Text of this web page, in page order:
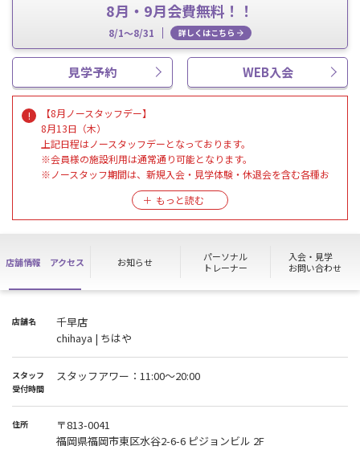
8月・9月会費無料！！
8/1～8/31 詳しくはこちら
見学予約 WEB入会
【8月ノースタッフデー】
8月13日（木）
上記日程はノースタッフデーとなっております。
※会員様の施設利用は通常通り可能となります。
※ノースタッフ期間は、新規入会・見学体験・休退会を含む各種お
手続き全般を行う事ができません。
※ハイスクールパスの利用ができません。
※原則電話対応ができません。
【乗り換え割実施中】
他ジムからの乗り換えで１ヶ月の会費半額！
※エニタイムからの乗り換えは不可
※退会証明書等をお持ちください
店舗情報 アクセス お知らせ
パーソナル
トレーナー
入会・見学
お問い合わせ
店舗名
千早店
chihaya | ちはや
スタッフ
受付時間
スタッフアワー：11:00～20:00
住所
〒813-0041
福岡県福岡市東区水谷2-6-6 ピジョンビル 2F